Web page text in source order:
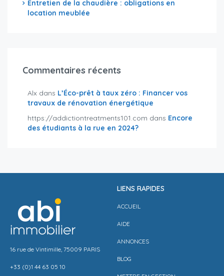
Entretien de la chaudière : obligations en
location meublée
Commentaires récents
Alx dans L’Éco-prêt à taux zéro : Financer vos
travaux de rénovation énergétique
https://addictiontreatments101.com dans Encore
des étudiants à la rue en 2024?
16 rue de Vintimille, 75009 PARIS
+33 (0)1 44 63 05 10
LIENS RAPIDES
ACCUEIL
AIDE
ANNONCES
BLOG